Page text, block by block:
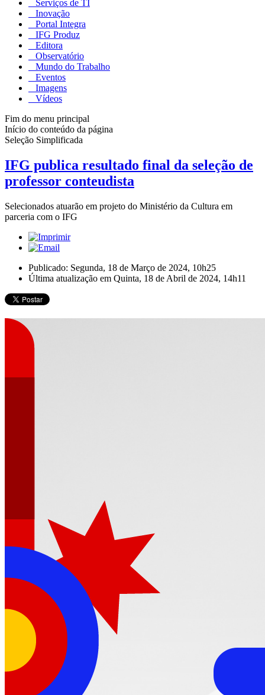
Serviços de TI
Inovação
Portal Integra
IFG Produz
Editora
Observatório
Mundo do Trabalho
Eventos
Imagens
Vídeos
Fim do menu principal
Início do conteúdo da página
Seleção Simplificada
IFG publica resultado final da seleção de
professor conteudista
Selecionados atuarão em projeto do Ministério da Cultura em
parceria com o IFG
Publicado: Segunda, 18 de Março de 2024, 10h25
Última atualização em Quinta, 18 de Abril de 2024, 14h11